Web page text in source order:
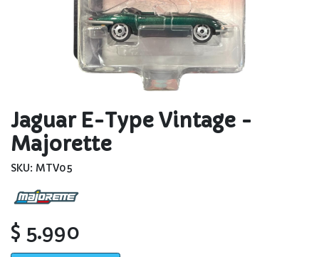
Jaguar E-Type Vintage -
Majorette
SKU: MTV05
$ 5.990